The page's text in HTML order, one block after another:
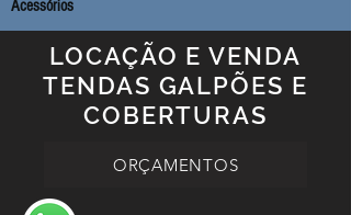
Acessórios
LOCAÇÃO E VENDA
TENDAS GALPÕES E
COBERTURAS
ORÇAMENTOS